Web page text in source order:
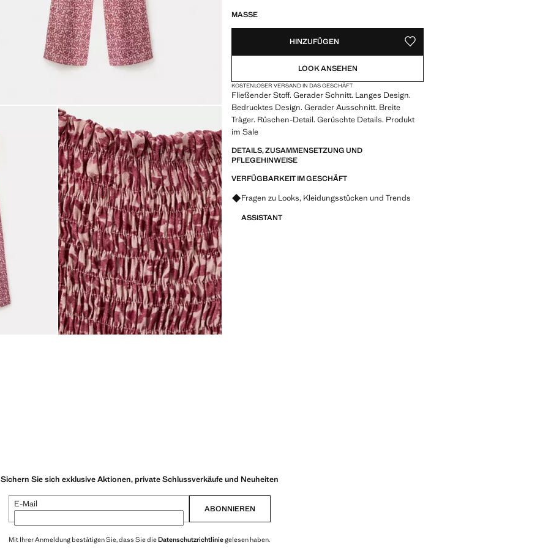
MASSE
HINZUFÜGEN ALS FAVORIT SPEICHERN
LOOK ANSEHEN
KOSTENLOSER VERSAND IN DAS GESCHÄFT
Fließender Stoff. Gerader Schnitt. Langes Design.
Bedrucktes Design. Gerader Ausschnitt. Breite
Träger. Rüschen-Detail. Gerüschte Details. Produkt
im Sale
DETAILS, ZUSAMMENSETZUNG UND
PFLEGEHINWEISE
VERFÜGBARKEIT IM GESCHÄFT
Fragen zu Looks, Kleidungsstücken und Trends
ASSISTANT
Sichern Sie sich exklusive Aktionen, private Schlussverkäufe und Neuheiten
E-Mail ABONNIEREN
Mit Ihrer Anmeldung bestätigen Sie, dass Sie dieDatenschutzrichtliniegelesen haben.